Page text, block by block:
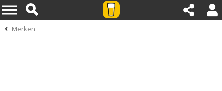
Merken